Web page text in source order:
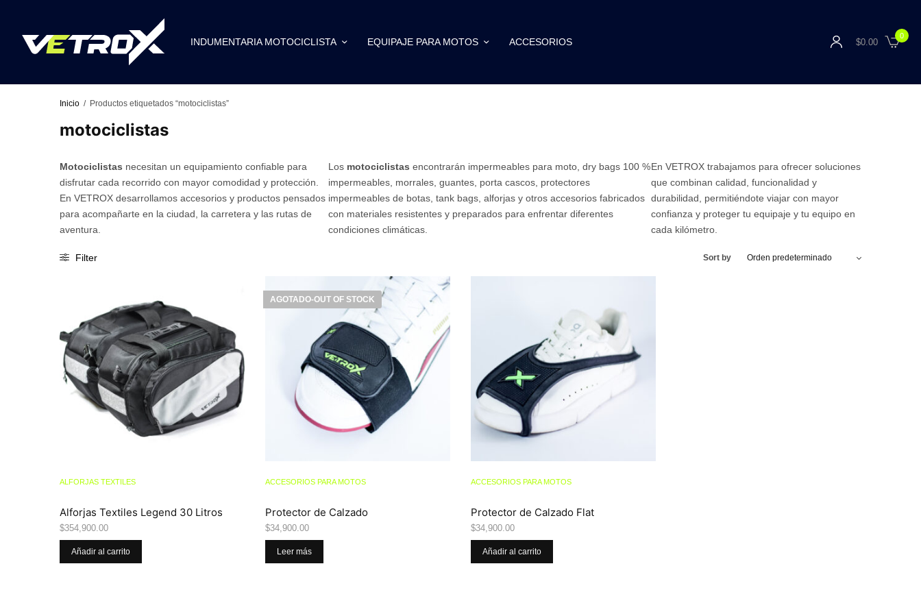
INDUMENTARIA MOTOCICLISTA EQUIPAJE PARA MOTOS ACCESORIOS $0.00
0
Inicio / Productos etiquetados “motociclistas”
motociclistas
Motociclistas necesitan un equipamiento confiable para
disfrutar cada recorrido con mayor comodidad y protección.
En VETROX desarrollamos accesorios y productos pensados
para acompañarte en la ciudad, la carretera y las rutas de
aventura.
Los motociclistas encontrarán impermeables para moto, dry bags 100 %
impermeables, morrales, guantes, porta cascos, protectores
impermeables de botas, tank bags, alforjas y otros accesorios fabricados
con materiales resistentes y preparados para enfrentar diferentes
condiciones climáticas.
En VETROX trabajamos para ofrecer soluciones
que combinan calidad, funcionalidad y
durabilidad, permitiéndote viajar con mayor
confianza y proteger tu equipaje y tu equipo en
cada kilómetro.
Filter Sort by
ALFORJAS TEXTILES
Alforjas Textiles Legend 30 Litros
$354,900.00
Añadir al carrito
OUT OF STOCK
ACCESORIOS PARA MOTOS
Protector de Calzado
$34,900.00
Leer más
ACCESORIOS PARA MOTOS
Protector de Calzado Flat
$34,900.00
Añadir al carrito